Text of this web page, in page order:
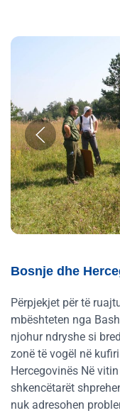
Bosnje dhe
Përpjekjet për të
mbështeten nga
njohur ndryshe si
zonë të vogël në
Hercegovinës Në
shkencëtarët
nuk adresohen